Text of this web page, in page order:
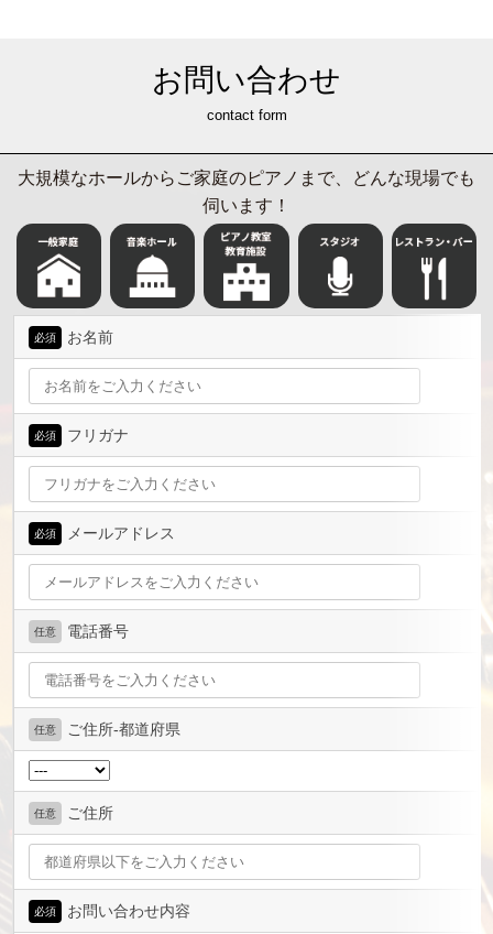
お問い合わせ
contact form
大規模なホールからご家庭のピアノまで、どんな現場でも
伺います！
必須 お名前
必須 フリガナ
必須 メールアドレス
任意 電話番号
任意 ご住所-都道府県
任意 ご住所
必須 お問い合わせ内容